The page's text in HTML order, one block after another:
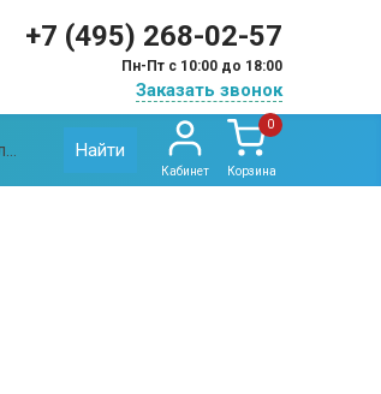
+7 (495) 268-02-57
Пн-Пт с 10:00 до 18:00
Заказать звонок
Найти
Кабинет
0
Корзина